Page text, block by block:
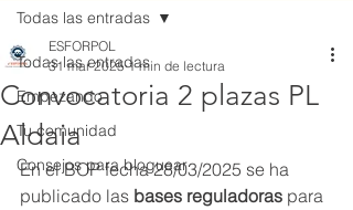
Todas las entradas
Empezando
Tu comunidad
Consejos para bloguear
Todas las entradas
Convocatoria 2 plazas PL
Aldaia
ESFORPOL
31 mar 2025 1 min de lectura
En el BOP fecha 28/03/2025 se ha
publicado las bases reguladoras para